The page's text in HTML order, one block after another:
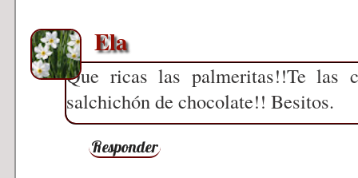
Ela
Que ricas las palmeritas!!Te las
salchichón de chocolate!! Besitos.
Responder